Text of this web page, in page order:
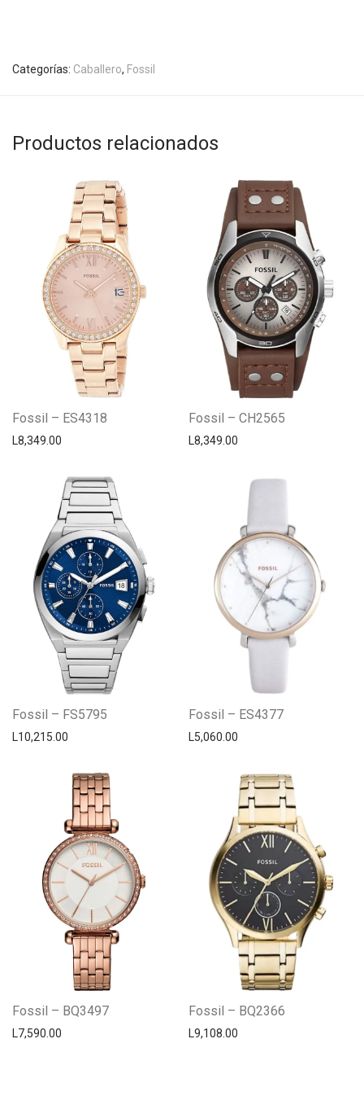
Categorías: Caballero, Fossil
Productos relacionados
Fossil – ES4318
L8,349.00
Fossil – CH2565
L8,349.00
Fossil – FS5795
L10,215.00
Fossil – ES4377
L5,060.00
Fossil – BQ3497
L7,590.00
Fossil – BQ2366
L9,108.00